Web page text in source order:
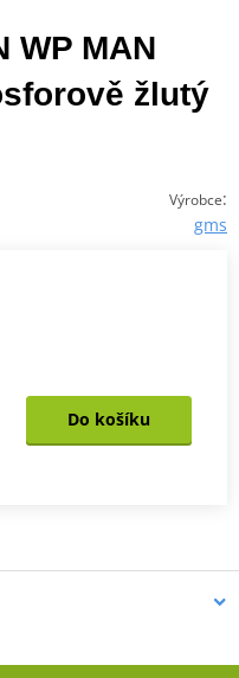
WP MAN
žlutý
Výrobce:
gms
Do košíku